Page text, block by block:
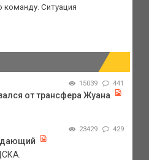
Ситуация
15039 441
от трансфера Жуана
23429 429